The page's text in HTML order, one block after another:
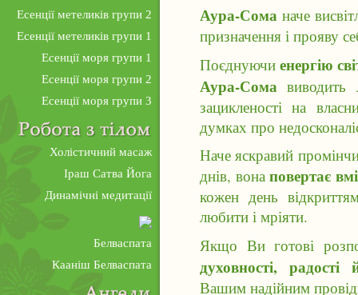
Аура-Сома наче
призначення і прояву
Поєднуючи енергію
Аура-Сома виводить
зацикленості на
думках про
Наче яскравий
днів, вонаповертає
кожен день
любити і мріяти.
Якщо Ви готові
духовності,
Вашим надійним
Есенції метеликів групи 2
Есенції метеликів групи 1
Есенції моря групи 1
Есенції моря групи 2
Есенції моря групи 3
Холістичний масаж
Іраш Сатва Йога
Динамічні медитації
Белваспата
Кааніш Белваспата